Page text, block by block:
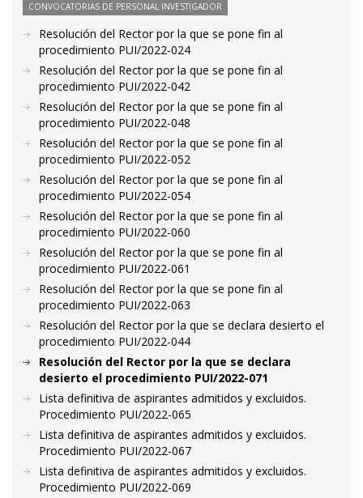
CONVOCATORIAS DE PERSONAL INVESTIGADOR
Resolución del Rector por la que se pone fin al
procedimiento PUI/2022-024
Resolución del Rector por la que se pone fin al
procedimiento PUI/2022-042
Resolución del Rector por la que se pone fin al
procedimiento PUI/2022-048
Resolución del Rector por la que se pone fin al
procedimiento PUI/2022-052
Resolución del Rector por la que se pone fin al
procedimiento PUI/2022-054
Resolución del Rector por la que se pone fin al
procedimiento PUI/2022-060
Resolución del Rector por la que se pone fin al
procedimiento PUI/2022-061
Resolución del Rector por la que se pone fin al
procedimiento PUI/2022-063
Resolución del Rector por la que se declara desierto el
procedimiento PUI/2022-044
Resolución del Rector por la que se declara
desierto el procedimiento PUI/2022-071
Lista definitiva de aspirantes admitidos y excluidos.
Procedimiento PUI/2022-065
Lista definitiva de aspirantes admitidos y excluidos.
Procedimiento PUI/2022-067
Lista definitiva de aspirantes admitidos y excluidos.
Procedimiento PUI/2022-069